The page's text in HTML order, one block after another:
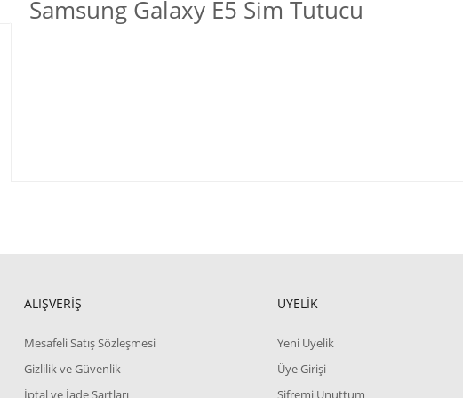
Samsung Galaxy E5 Sim Tutucu
ALIŞVERİŞ
Mesafeli Satış Sözleşmesi
Gizlilik ve Güvenlik
İptal ve İade Şartları
ÜYELİK
Yeni Üyelik
Üye Girişi
Şifremi Unuttum